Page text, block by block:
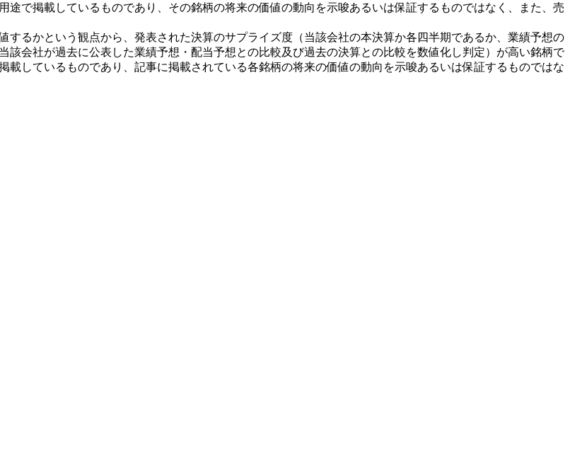
で掲載しているものであり、その銘柄の将来の価値の動向を示唆あるいは保証するものではなく、また、売
るかという観点から、発表された決算のサプライズ度（当該会社の本決算か各四半期であるか、業績予想の
会社が過去に公表した業績予想・配当予想との比較及び過去の決算との比較を数値化し判定）が高い銘柄で
しているものであり、記事に掲載されている各銘柄の将来の価値の動向を示唆あるいは保証するものではな